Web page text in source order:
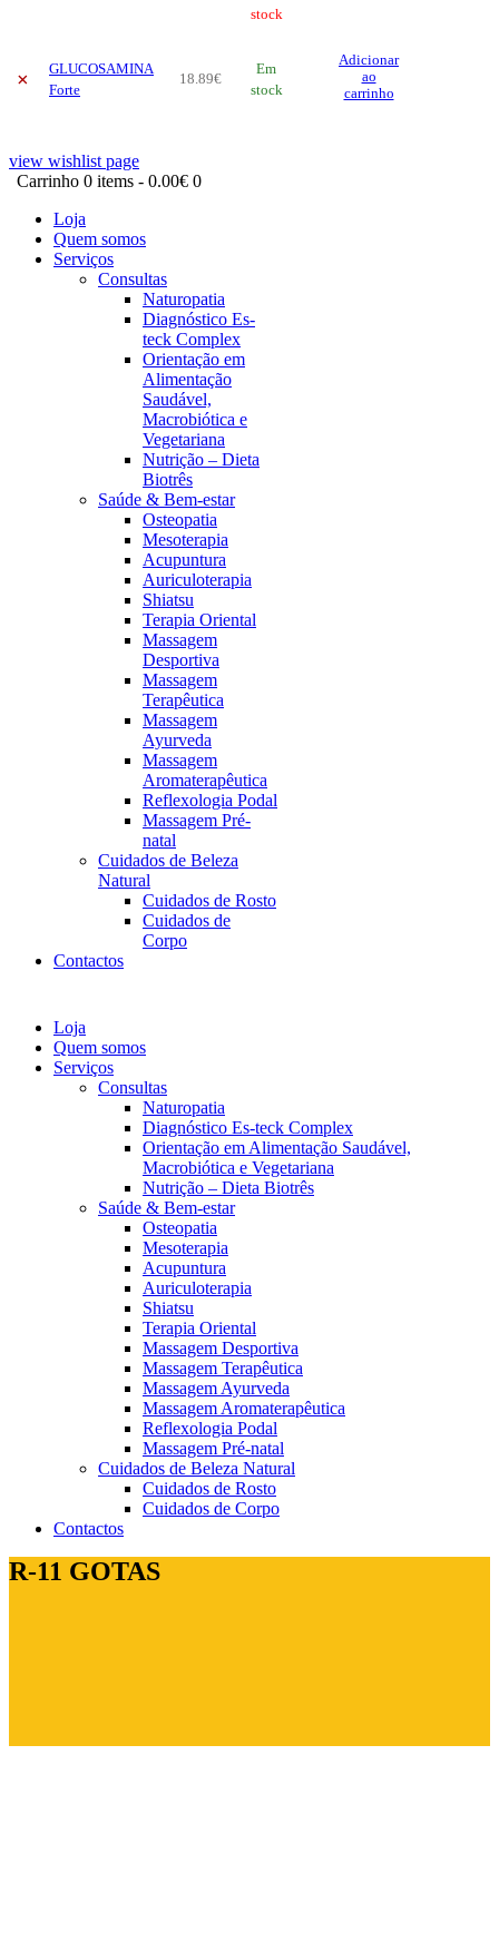
73€
stock
×
GLUCOSAMINA
Forte
18 89€
Em
stock
Adicionar
ao
carrinho
view wishlist page
Carrinho 0 items - 0.00€ 0
Loja
Quem somos
Serviços
Consultas
Naturopatia
Diagnóstico Es-
teck Complex
Orientação em
Alimentação
Saudável,
Macrobiótica e
Vegetariana
Nutrição – Dieta
Biotrês
Saúde & Bem-estar
Osteopatia
Mesoterapia
Acupuntura
Auriculoterapia
Shiatsu
Terapia Oriental
Massagem
Desportiva
Massagem
Terapêutica
Massagem
Ayurveda
Massagem
Aromaterapêutica
Reflexologia Podal
Massagem Pré-
natal
Cuidados de Beleza
Natural
Cuidados de Rosto
Cuidados de
Corpo
Contactos
Loja
Quem somos
Serviços
Consultas
Naturopatia
Diagnóstico Es-teck Complex
Orientação em Alimentação Saudável,
Macrobiótica e Vegetariana
Nutrição – Dieta Biotrês
Saúde & Bem-estar
Osteopatia
Mesoterapia
Acupuntura
Auriculoterapia
Shiatsu
Terapia Oriental
Massagem Desportiva
Massagem Terapêutica
Massagem Ayurveda
Massagem Aromaterapêutica
Reflexologia Podal
Massagem Pré-natal
Cuidados de Beleza Natural
Cuidados de Rosto
Cuidados de Corpo
Contactos
R-11 GOTAS